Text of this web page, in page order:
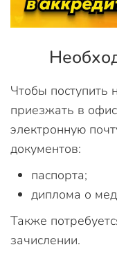
Чтобы поступить
приезжать в
электронную
документов:
паспорта;
диплома о
Также
зачислении.